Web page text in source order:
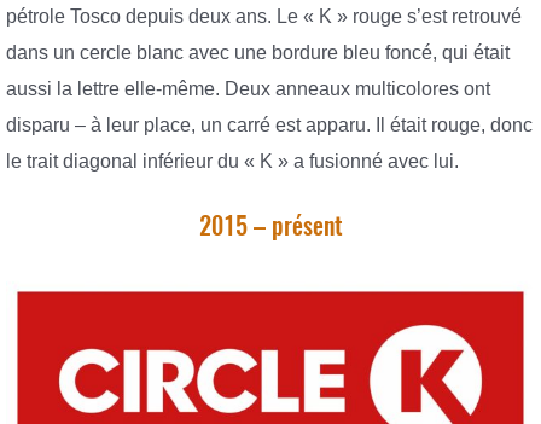
pétrole Tosco depuis deux ans. Le « K » rouge s’est retrouvé
dans un cercle blanc avec une bordure bleu foncé, qui était
aussi la lettre elle-même. Deux anneaux multicolores ont
disparu – à leur place, un carré est apparu. Il était rouge, donc
le trait diagonal inférieur du « K » a fusionné avec lui.
2015 – présent